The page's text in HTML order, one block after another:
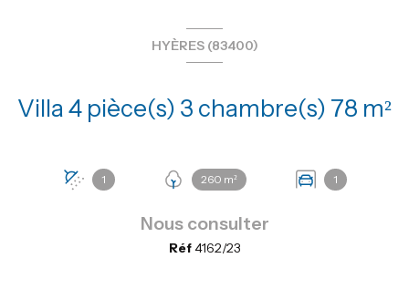
HYÈRES (83400)
Villa 4 pièce(s) 3 chambre(s) 78 m²
1 260 m² 1
Nous consulter
Réf4162/23